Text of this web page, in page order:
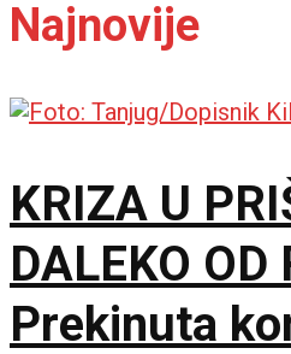
Najnovije
KRIZA U
DALEKO OD
Prekinuta